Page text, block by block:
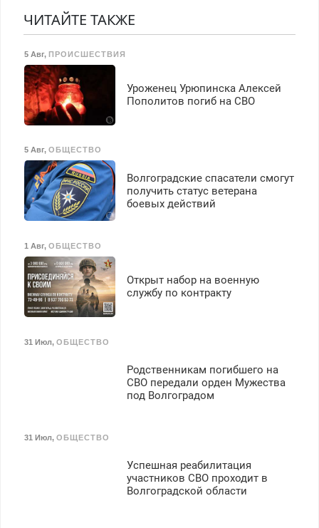
безопасности с з/п до
ЧИТАЙТЕ ТАКЖЕ
5 Авг, ПРОИСШЕСТВИЯ
Уроженец Урюпинска Алексей
Пополитов погиб на СВО
5 Авг, ОБЩЕСТВО
Волгоградские спасатели смогут
получить статус ветерана
боевых действий
1 Авг, ОБЩЕСТВО
Открыт набор на военную
службу по контракту
31 Июл, ОБЩЕСТВО
Родственникам погибшего на
СВО передали орден Мужества
под Волгоградом
31 Июл, ОБЩЕСТВО
Успешная реабилитация
участников СВО проходит в
Волгоградской области